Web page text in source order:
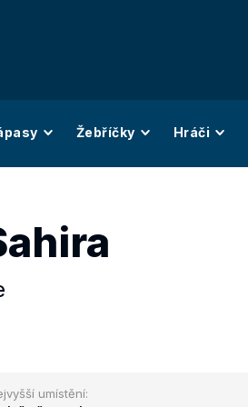
Žebříčky Hráči
umístění: